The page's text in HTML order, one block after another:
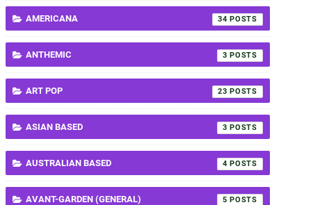
AMERICANA 34
ANTHEMIC 3
ART POP 23
ASIAN BASED 3
AUSTRALIAN BASED 4
AVANT-GARDEN (GENERAL) 5